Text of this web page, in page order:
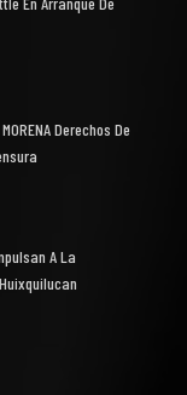
Derechos De
A La